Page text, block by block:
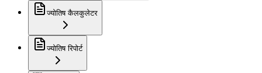
ज्योतिष कैलकुलेटर
ज्योतिष रिपोर्ट